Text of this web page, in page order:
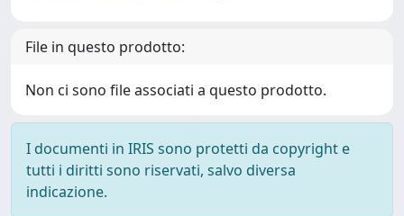
File in questo prodotto:
Non ci sono file associati a questo prodotto.
I documenti in IRIS sono protetti da copyright e
tutti i diritti sono riservati, salvo diversa
indicazione.